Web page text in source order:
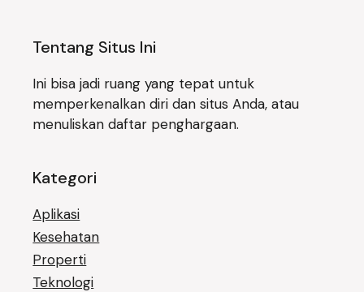
Tentang Situs Ini
Ini bisa jadi ruang yang tepat untuk
memperkenalkan diri dan situs Anda, atau
menuliskan daftar penghargaan.
Kategori
Aplikasi
Kesehatan
Properti
Teknologi